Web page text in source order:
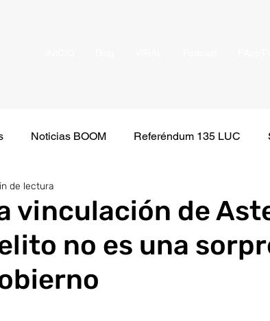
Noticias BOOM Referéndum 135 LUC
Frente Amplio
Kimportante En Debate TREN DE
vinculación de
no es una
de lectura